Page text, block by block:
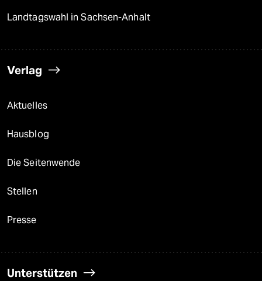
Landtagswahl in Sachsen-Anhalt
Verlag
Aktuelles
Hausblog
Die Seitenwende
Stellen
Presse
Unterstützen